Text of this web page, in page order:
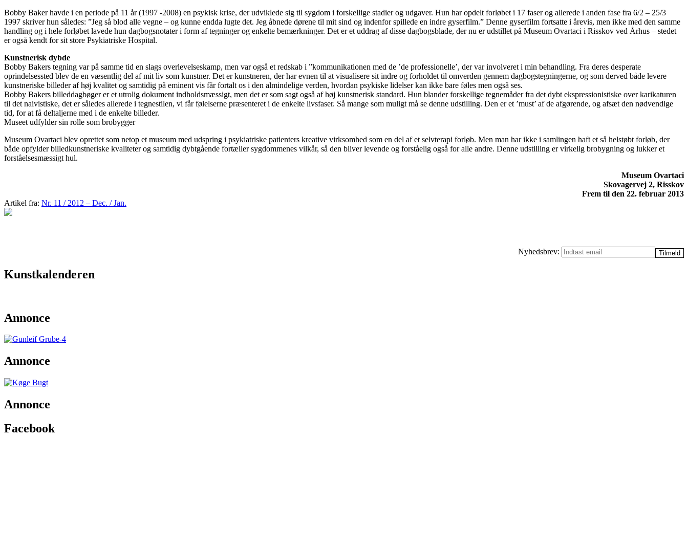
Bobby Baker havde i en periode på 11 år (1997 -2008) en psykisk krise, der udviklede sig til sygdom i forskellige stadier og udgaver. Hun har opdelt forløbet i 17 faser og allerede i anden fase fra 6/2 – 25/3
1997 skriver hun således: ”Jeg så blod alle vegne – og kunne endda lugte det. Jeg åbnede dørene til mit sind og indenfor spillede en indre gyserfilm.” Denne gyserfilm fortsatte i årevis, men ikke med den samme
handling og i hele forløbet lavede hun dagbogsnotater i form af tegninger og enkelte bemærkninger. Det er et uddrag af disse dagbogsblade, der nu er udstillet på Museum Ovartaci i Risskov ved Århus – stedet
er også kendt for sit store Psykiatriske Hospital.
Kunstnerisk dybde
Bobby Bakers tegning var på samme tid en slags overlevelseskamp, men var også et redskab i ”kommunikationen med de ’de professionelle’, der var involveret i min behandling. Fra deres desperate
oprindelsessted blev de en væsentlig del af mit liv som kunstner. Det er kunstneren, der har evnen til at visualisere sit indre og forholdet til omverden gennem dagbogstegningerne, og som derved både levere
kunstneriske billeder af høj kvalitet og samtidig på eminent vis får fortalt os i den almindelige verden, hvordan psykiske lidelser kan ikke bare føles men også ses.
Bobby Bakers billeddagbøger er et utrolig dokument indholdsmæssigt, men det er som sagt også af høj kunstnerisk standard. Hun blander forskellige tegnemåder fra det dybt ekspressionistiske over karikaturen
til det naivistiske, det er således allerede i tegnestilen, vi får følelserne præsenteret i de enkelte livsfaser. Så mange som muligt må se denne udstilling. Den er et ’must’ af de afgørende, og afsæt den nødvendige
tid, for at få deltaljerne med i de enkelte billeder.
Museet udfylder sin rolle som brobygger
Museum Ovartaci blev oprettet som netop et museum med udspring i psykiatriske patienters kreative virksomhed som en del af et selvterapi forløb. Men man har ikke i samlingen haft et så helstøbt forløb, der
både opfylder billedkunstneriske kvaliteter og samtidig dybtgående fortæller sygdommenes vilkår, så den bliver levende og forståelig også for alle andre. Denne udstilling er virkelig brobygning og lukker et
forståelsesmæssigt hul.
Museum Ovartaci
Skovagervej 2, Risskov
Frem til den 22. februar 2013
Artikel fra: Nr. 11 / 2012 – Dec. / Jan.
Nyhedsbrev:
Kunstkalenderen
Annonce
Annonce
Annonce
Facebook